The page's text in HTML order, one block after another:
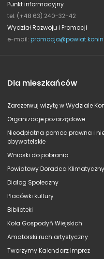
Punkt informacyjny
tel. (+48 63) 240-32-42
Wydział Rozwoju i Promocji
e-mail:
Dla mieszkańców
Zarezerwuj wizytę w Wydziale
Organizacje pozarządowe
Nieodpłatna pomoc prawna i
obywatelskie
Wnioski do pobrania
Powiatowy Doradca Klimatyczny
Dialog Społeczny
Placówki kultury
Biblioteki
Koła Gospodyń Wiejskich
Amatorski ruch artystyczny
Tworzymy Kalendarz Imprez